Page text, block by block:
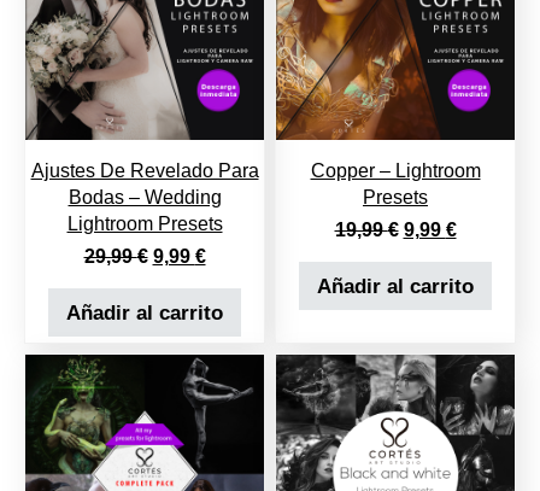
Ajustes De Revelado Para
Bodas – Wedding
Lightroom Presets
29,99€ El precio original era: 29,99 €.
9,99 €El precio actual es: 9,99 €.
Añadir al carrito
Copper – Lightroom
Presets
19,99€ El precio
9,99 €El precio
Añadir al carrito